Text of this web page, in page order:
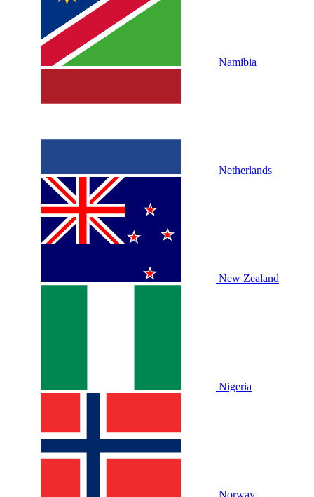
Namibia
Netherlands
New Zealand
Nigeria
Norway